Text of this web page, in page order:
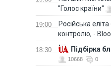
"Голос країни"
19:00
Російська
контролю, -
18:30 Підбірка
10668 0